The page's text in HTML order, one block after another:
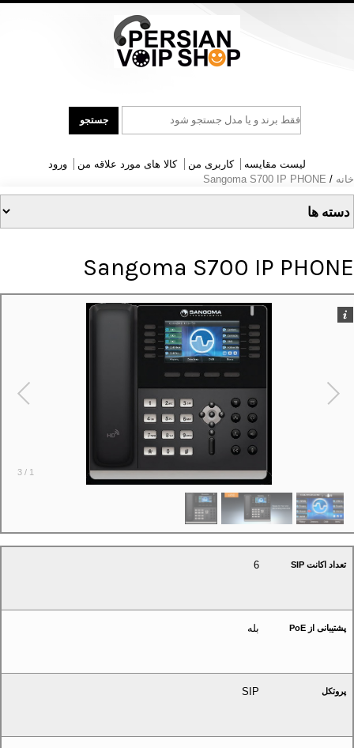
جست
و
جستجو
لیست مقایسه کاربری من کالا های مورد علاقه من
ورود
خانه /
Sangoma S700 IP PHONE
Sangoma S700 IP PHONE
1
/
3
تعداد اکانت SIP 6
پشتیبانی از PoE بله
پروتکل SIP